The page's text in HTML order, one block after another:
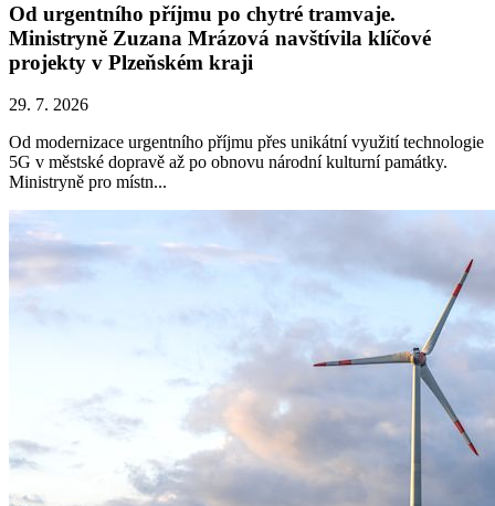
Od urgentního příjmu po chytré tramvaje.
Ministryně Zuzana Mrázová navštívila klíčové
projekty v Plzeňském kraji
29. 7. 2026
Od modernizace urgentního příjmu přes unikátní využití technologie
5G v městské dopravě až po obnovu národní kulturní památky.
Ministryně pro místn...